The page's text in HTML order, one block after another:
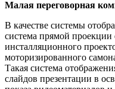
Малая переговорная
В качестве системы
система прямой проекции
инсталляционного
моторизированного
Такая система
слайдов презентации в